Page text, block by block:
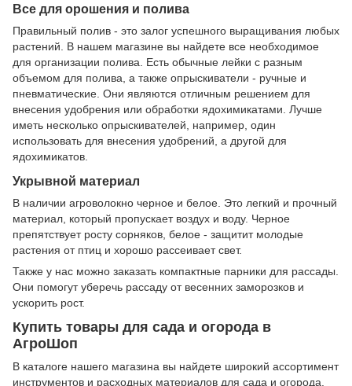
Все для орошения и полива
Правильный полив - это залог успешного выращивания любых
растений. В нашем магазине вы найдете все необходимое
для организации полива. Есть обычные лейки с разным
объемом для полива, а также опрыскиватели - ручные и
пневматические. Они являются отличным решением для
внесения удобрения или обработки ядохимикатами. Лучше
иметь несколько опрыскивателей, например, один
использовать для внесения удобрений, а другой для
ядохимикатов.
Укрывной материал
В наличии агроволокно черное и белое. Это легкий и прочный
материал, который пропускает воздух и воду. Черное
препятствует росту сорняков, белое - защитит молодые
растения от птиц и хорошо рассеивает свет.
Также у нас можно заказать компактные парники для рассады.
Они помогут уберечь рассаду от весенних заморозков и
ускорить рост.
Купить товары для сада и огорода в
АгроШоп
В каталоге нашего магазина вы найдете широкий ассортимент
инструментов и расходных материалов для сада и огорода.